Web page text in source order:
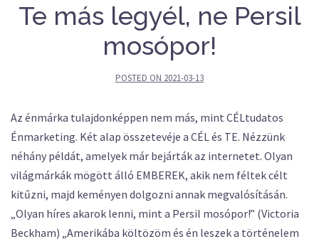
Te más legyél, ne Persil
mosópor!
POSTED ON 2021-03-13
Az énmárka tulajdonképpen nem más, mint CÉLtudatos
Énmarketing. Két alap összetevéje a CÉL és TE. Nézzünk
néhány példát, amelyek már bejárták az internetet. Olyan
világmárkák mögött álló EMBEREK, akik nem féltek célt
kitűzni, majd keményen dolgozni annak megvalósításán.
„Olyan híres akarok lenni, mint a Persil mosópor!” (Victoria
Beckham) „Amerikába költözöm és én leszek a történelem